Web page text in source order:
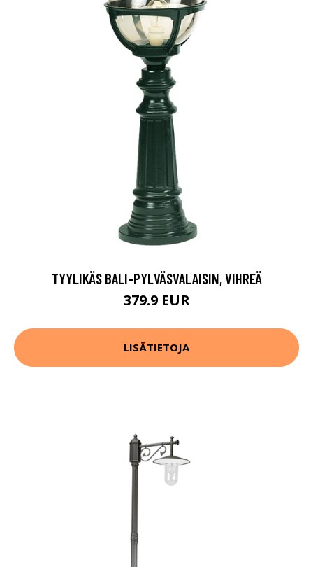
TYYLIKÄS BALI-PYLVÄSVALAISIN, VIHREÄ
379.9 EUR
LISÄTIETOJA